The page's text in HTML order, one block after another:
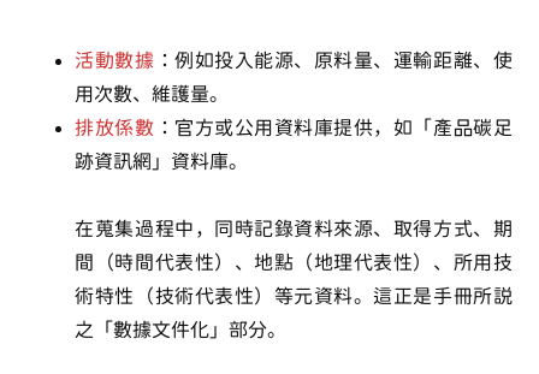
活動數據 ：例如投入能源、原料量、運輸距離、使
用次數、維護量。
排放係數 ：官方或公用資料庫提供，如「產品碳足
跡資訊網」資料庫。
在蒐集過程中，同時記錄資料來源、取得方式、期
間（時間代表性）、地點（地理代表性）、所用技
術特性（技術代表性）等元資料。這正是手冊所說
之「數據文件化」部分。